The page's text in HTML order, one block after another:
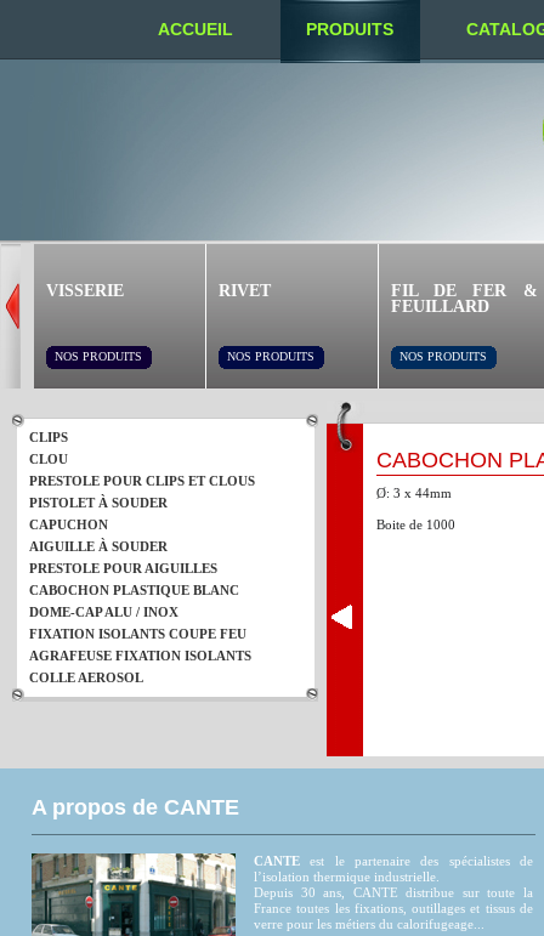
ACCUEIL PRODUITS
VISSERIE
NOS PRODUITS
RIVET
NOS PRODUITS
FIL DE FER &
FEUILLARD
NOS PRODUITS
CLIPS
CLOU
PRESTOLE POUR CLIPS ET CLOUS
PISTOLET À SOUDER
CAPUCHON
AIGUILLE À SOUDER
PRESTOLE POUR AIGUILLES
CABOCHON PLASTIQUE BLANC
DOME-CAP ALU / INOX
FIXATION ISOLANTS COUPE FEU
AGRAFEUSE FIXATION ISOLANTS
COLLE AEROSOL
CABOCHON
Ø: 3 x 44mm
Boite de 1000
A propos de CANTE
CANTE est le partenaire des spécialistes de
l’isolation thermique industrielle.
Depuis 30 ans, CANTE distribue sur toute la
France toutes les fixations, outillages et tissus de
verre pour les métiers du calorifugeage...